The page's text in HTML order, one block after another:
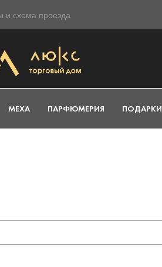
и схема проезда
МЕХА ПАРФЮМЕРИЯ ПОДАРКИ